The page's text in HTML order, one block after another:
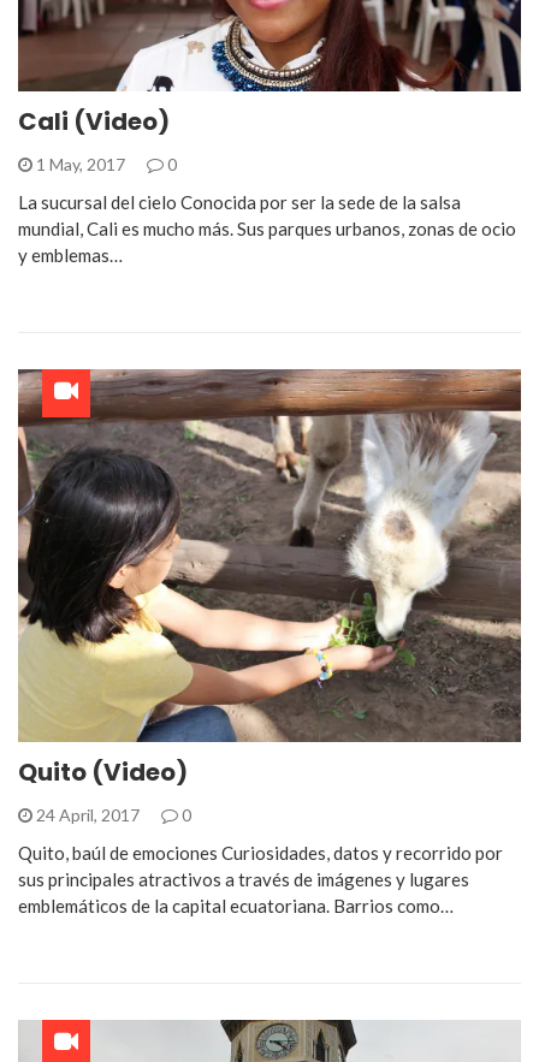
Cali (Video)
1 May, 2017 0
La sucursal del cielo Conocida por ser la sede de la salsa
mundial, Cali es mucho más. Sus parques urbanos, zonas de ocio
y emblemas…
Quito (Video)
24 April, 2017 0
Quito, baúl de emociones Curiosidades, datos y recorrido por
sus principales atractivos a través de imágenes y lugares
emblemáticos de la capital ecuatoriana. Barrios como…